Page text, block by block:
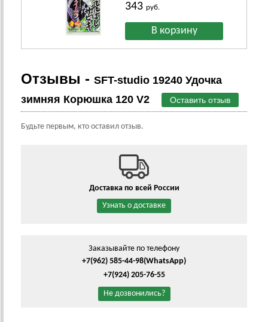
343руб.
Отзывы - SFT-studio 19240 Удочка
зимняя Корюшка 120 V2
Оставить отзыв
Будьте первым, кто оставил отзыв.
Доставка по всей России
Узнать о доставке
Заказывайте по телефону
+7(962) 585-44-98(WhatsApp)
+7(924) 205-76-55
Не дозвонились?